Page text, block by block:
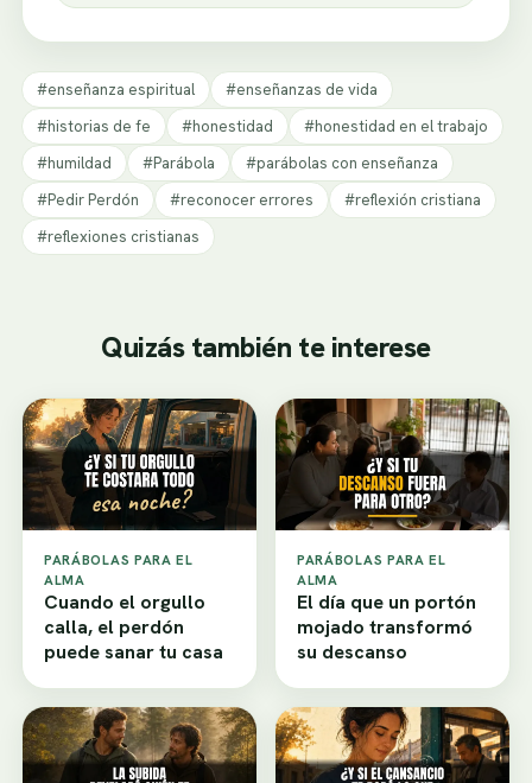
#enseñanza espiritual
#enseñanzas de vida
#historias de fe
#honestidad
#honestidad en el trabajo
#humildad
#Parábola
#parábolas con enseñanza
#Pedir Perdón
#reconocer errores
#reflexión cristiana
#reflexiones cristianas
Quizás también te interese
PARÁBOLAS PARA EL
ALMA
Cuando el orgullo
calla, el perdón
puede sanar tu casa
PARÁBOLAS PARA EL
ALMA
El día que un portón
mojado transformó
su descanso